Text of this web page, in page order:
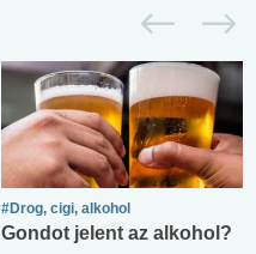
#Drog, cigi, alkohol
Gondot jelent az alkohol?